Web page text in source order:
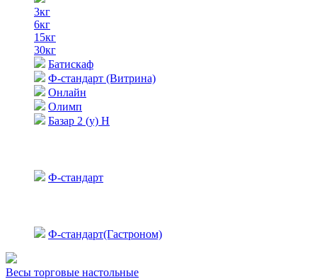
3кг
6кг
15кг
30кг
Батискаф
Ф-стандарт (Витрина)
Онлайн
Олимп
Базар 2 (у) Н
Ф-стандарт
Ф-стандарт(Гастроном)
Весы торговые настольные